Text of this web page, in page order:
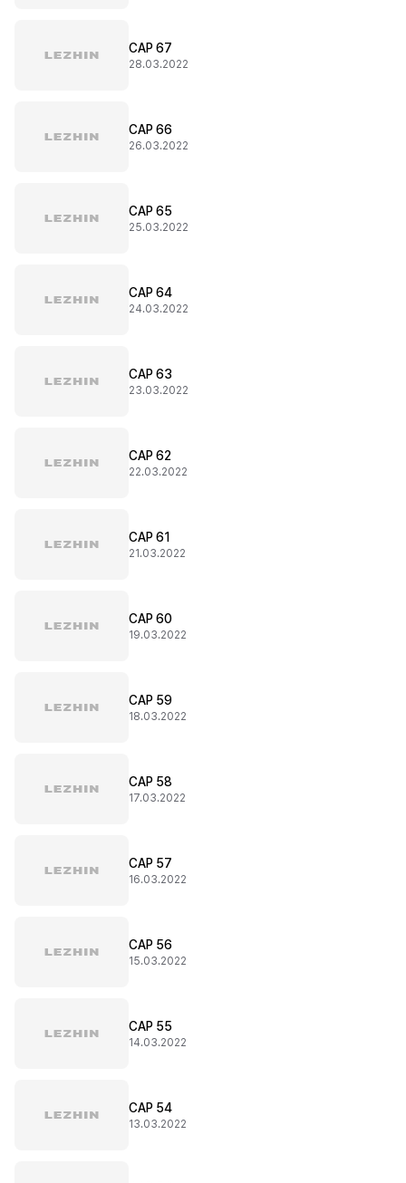
CAP 67
28.03.2022
CAP 66
26.03.2022
CAP 65
25.03.2022
CAP 64
24.03.2022
CAP 63
23.03.2022
CAP 62
22.03.2022
CAP 61
21.03.2022
CAP 60
19.03.2022
CAP 59
18.03.2022
CAP 58
17.03.2022
CAP 57
16.03.2022
CAP 56
15.03.2022
CAP 55
14.03.2022
CAP 54
13.03.2022